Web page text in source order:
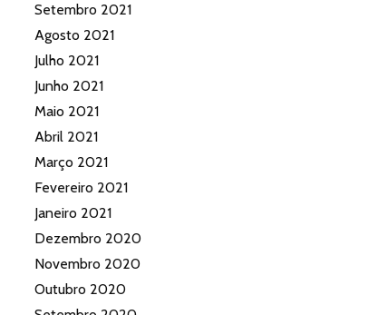
Setembro 2021
Agosto 2021
Julho 2021
Junho 2021
Maio 2021
Abril 2021
Março 2021
Fevereiro 2021
Janeiro 2021
Dezembro 2020
Novembro 2020
Outubro 2020